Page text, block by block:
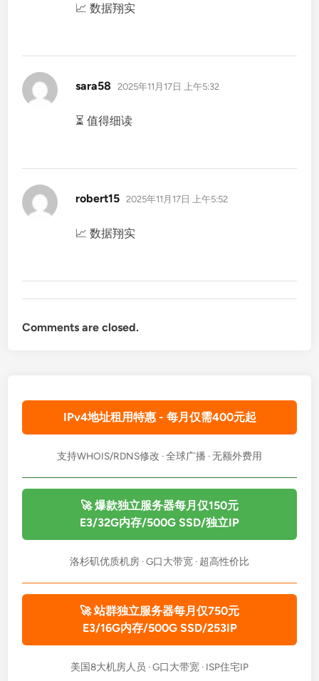
📈 数据翔实
sara58 说
道：
2025年11月17日 上午5:32
⏳ 值得细读
robert15 说
道：
2025年11月17日 上午5:52
📈 数据翔实
Comments are closed.
IPv4地址租用特惠 - 每月仅需400元起
支持WHOIS/RDNS修改 · 全球广播 · 无额外费用
🚀 爆款独立服务器每月仅150元
E3/32G内存/500G SSD/独立IP
洛杉矶优质机房 · G口大带宽 · 超高性价比
🚀 站群独立服务器每月仅750元
E3/16G内存/500G SSD/253IP
美国8大机房人员 · G口大带宽 · ISP住宅IP